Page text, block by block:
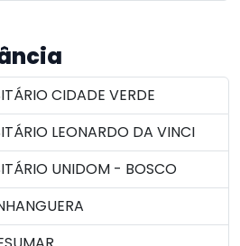
CIDADE VERDE
LEONARDO DA VINCI
UNIDOM - BOSCO